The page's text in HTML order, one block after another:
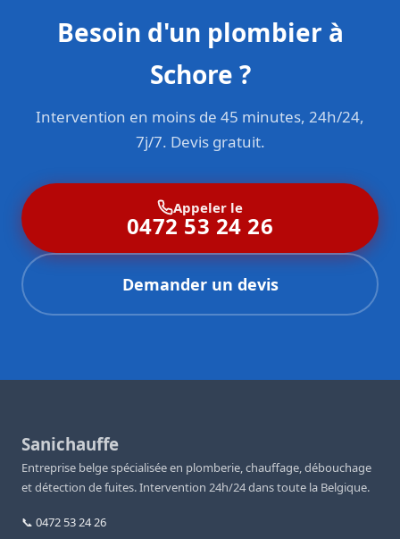
Besoin d'un plombier à
Schore ?
Intervention en moins de 45 minutes, 24h/24,
7j/7. Devis gratuit.
Appeler le
0472 53 24 26
Demander un devis
Sanichauffe
Entreprise belge spécialisée en plomberie, chauffage, débouchage
et détection de fuites. Intervention 24h/24 dans toute la Belgique.
📞 0472 53 24 26